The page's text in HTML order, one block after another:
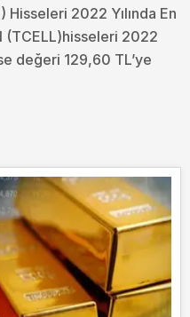
2022 Yılında En
(TCELL)hisseleri 2022
değeri 129,60 TL’ye